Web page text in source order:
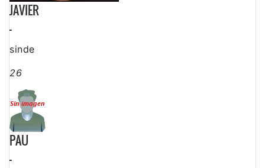
JAVIER
-
sinde
26
PAU
-